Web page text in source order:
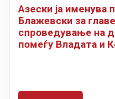
Азески ја именува
Блажевски за
спроведување на
помеѓу Владата и